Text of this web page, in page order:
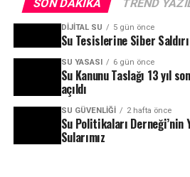
SON DAKIKA TREND
DIJITAL SU 5 gün önce
Su Tesislerine Siber Saldırı
SU YASASI 6 gün önce
Su Kanunu Taslağı 13 yıl
açıldı
SU GÜVENLIĞI 2 hafta önce
Su Politikaları Derneği’nin
Sularımız